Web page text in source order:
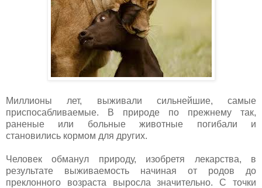
Миллионы лет, выживали сильнейшие, самые
приспосабливаемые. В природе по прежнему так,
раненые или больные животные погибали и
становились кормом для других.
Человек обманул природу, изобретя лекарства, в
результате выживаемость начиная от родов до
преклонного возраста выросла значительно. С точки